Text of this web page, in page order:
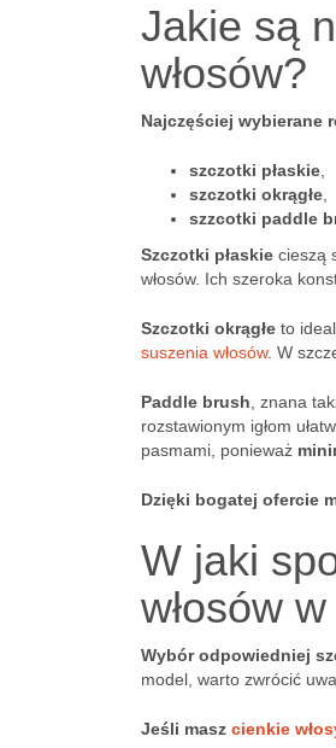
Jakie są
włosów?
Najczęściej wybierane
szczotki płaskie
szczotki okrągłe
szzcotki paddle
Szczotki płaskie cieszą
włosów. Ich szeroka
Szczotki okrągłe to
suszenia włosów. W
Paddle brush , znana
rozstawionym igłom
pasmami, ponieważ
Dzięki bogatej ofercie
W jaki
włosów
Wybór odpowiedniej
model, warto zwrócić
Jeśli masz cienkie